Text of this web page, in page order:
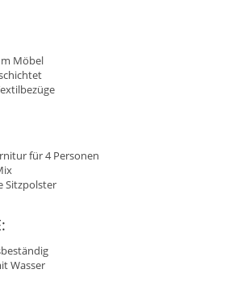
Möbel
für 4 Personen
Sitzpolster
Wasser